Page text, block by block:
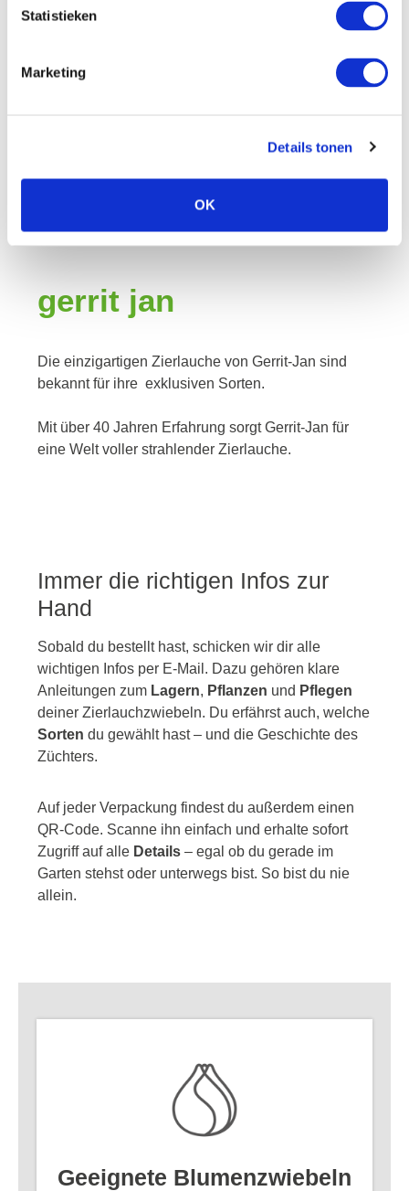
Statistieken
Marketing
Details tonen
OK
gerrit jan
Die einzigartigen Zierlauche von Gerrit-Jan sind
bekannt für ihre exklusiven Sorten.
Mit über 40 Jahren Erfahrung sorgt Gerrit-Jan für
eine Welt voller strahlender Zierlauche.
Immer die richtigen Infos zur
Hand
Sobald du bestellt hast, schicken wir dir alle
wichtigen Infos per E-Mail. Dazu gehören klare
Anleitungen zum Lagern, Pflanzen und Pflegen
deiner Zierlauchzwiebeln. Du erfährst auch, welche
Sorten du gewählt hast – und die Geschichte des
Züchters.
Auf jeder Verpackung findest du außerdem einen
QR-Code. Scanne ihn einfach und erhalte sofort
Zugriff auf alle Details – egal ob du gerade im
Garten stehst oder unterwegs bist. So bist du nie
allein.
Geeignete Blumenzwiebeln